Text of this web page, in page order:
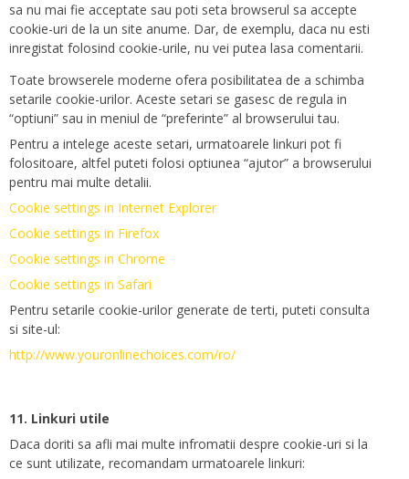
sa nu mai fie acceptate sau poti seta browserul sa accepte
cookie-uri de la un site anume. Dar, de exemplu, daca nu esti
inregistat folosind cookie-urile, nu vei putea lasa comentarii.
Toate browserele moderne ofera posibilitatea de a schimba
setarile cookie-urilor. Aceste setari se gasesc de regula in
“optiuni” sau in meniul de “preferinte” al browserului tau.
Pentru a intelege aceste setari, urmatoarele linkuri pot fi
folositoare, altfel puteti folosi optiunea “ajutor” a browserului
pentru mai multe detalii.
Cookie settings in Internet Explorer
Cookie settings in Firefox
Cookie settings in Chrome
Cookie settings in Safari
Pentru setarile cookie-urilor generate de terti, puteti consulta
si site-ul:
http://www.youronlinechoices.com/ro/
11. Linkuri utile
Daca doriti sa afli mai multe infromatii despre cookie-uri si la
ce sunt utilizate, recomandam urmatoarele linkuri: